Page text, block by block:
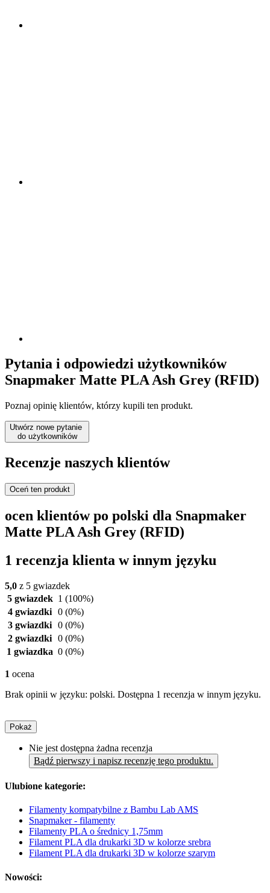
Pytania i odpowiedzi użytkowników
Snapmaker Matte PLA Ash Grey (RFID)
Poznaj opinię klientów, którzy kupili ten produkt.
Utwórz nowe pytanie
do użytkowników
Recenzje naszych klientów
Oceń ten produkt
ocen klientów po polski dla Snapmaker
Matte PLA Ash Grey (RFID)
1 recenzja klienta w innym języku
5,0 z 5 gwiazdek
5 gwiazdek 1 (100%)
4 gwiazdki 0 (0%)
3 gwiazdki 0 (0%)
2 gwiazdki 0 (0%)
1 gwiazdka 0 (0%)
1 ocena
Brak opinii w języku: polski. Dostępna 1 recenzja w innym języku.
Pokaż
Nie jest dostępna żadna recenzja
Bądź pierwszy i napisz recenzję tego produktu.
Ulubione kategorie:
Filamenty kompatybilne z Bambu Lab AMS
Snapmaker - filamenty
Filamenty PLA o średnicy 1,75mm
Filament PLA dla drukarki 3D w kolorze srebra
Filament PLA dla drukarki 3D w kolorze szarym
Nowości: